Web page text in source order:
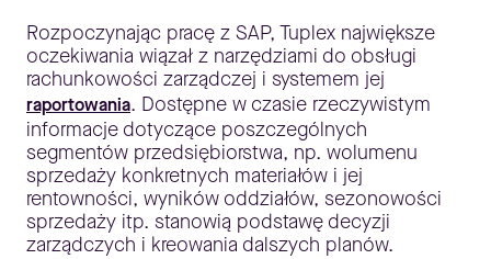
Rozpoczynając pracę z SAP, Tuplex największe
oczekiwania wiązał z narzędziami do obsługi
rachunkowości zarządczej i systemem jej
raportowania. Dostępne w czasie rzeczywistym
informacje dotyczące poszczególnych
segmentów przedsiębiorstwa, np. wolumenu
sprzedaży konkretnych materiałów i jej
rentowności, wyników oddziałów, sezonowości
sprzedaży itp. stanowią podstawę decyzji
zarządczych i kreowania dalszych planów.